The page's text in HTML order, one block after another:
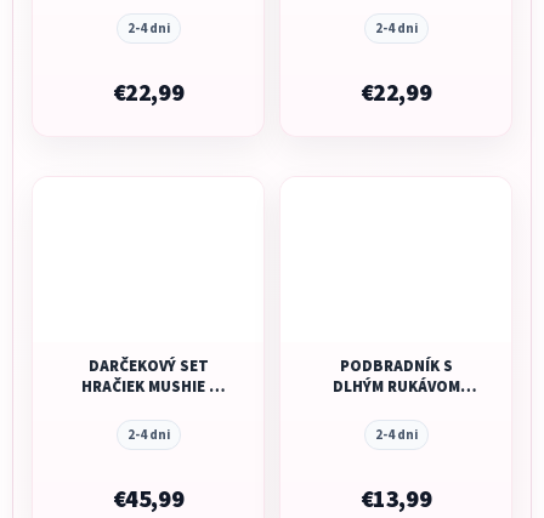
2-4 dni
€22,99
2-4 dni
€22,99
DARČEKOVÝ SET
HRAČIEK MUSHIE -
2-4 dni
€45,99
PODBRADNÍK S
DLHÝM RUKÁVOM
2-4 dni
€13,99